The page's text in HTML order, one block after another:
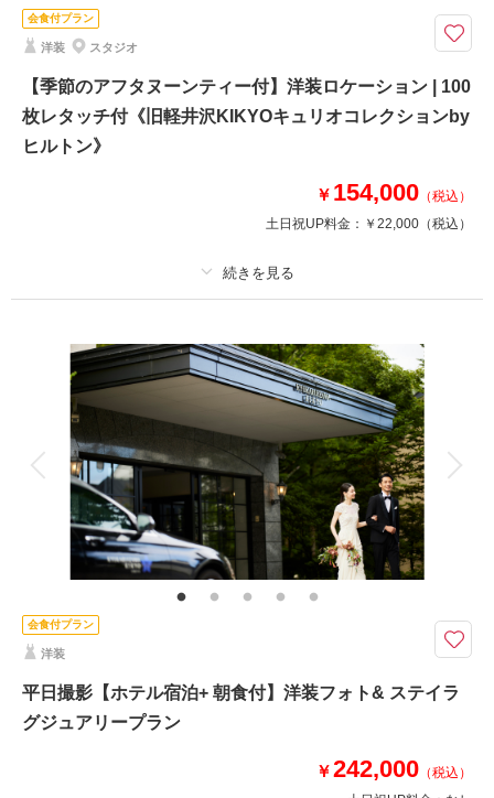
18,150円/名 ※要別途サービス料
ウェディングフォトとヒルトンのフルコースがセットになったプラン。貸切
空間でリラックスしながら両家家族で過ごす特別な時間を。
ウェディングフォトと両家の顔合わせを兼ねたお食事付きの“顔合わせ”プラ
ン。新郎新婦とご両家親御様、計6名様分のフルコースが付いております。
個室でのお食事のため、緊張をせずにご両家でのお時間をゆったりとお過ご
会食付プラン
洋装 スタジオ
【季節のアフタヌーンティー付】洋装ロケーション | 100
枚レタッチ付《旧軽井沢KIKYOキュリオコレクションby
ヒルトン》
￥ 154,000 （税込）
土日祝UP料金： ￥22,000 （税込）
撮影料 新婦衣装1着 新郎衣装1着
着付け ヘアメイク 小物一式
アルバム 台紙付写真
衣装追加 会食 挙式
家族と撮影 家族用衣装レンタル ペットと撮影
その他含むもの
1時間撮影料、全データ色味補正、撮影場所までの移動費用・撮影申請料、
新婦ヘアメイク、新郎新婦小物、衣装使用料 ※アテンド同行＋27,500円 ※
人数追加の場合＋5,500円/人 ※食材の仕入れ状況や季節により内容が変わ
る場合がございます ※要別途サービス料
ウェディングフォトと旧軽井沢KIKYOキュリオ・コレクションbyヒルトン
のアフタヌーンティーがセットになった1日を楽しむプラン。
ヒルトン日本初進出Curio（キュリオ）ブランドのプライベートラグジュア
リーホテルのアフタヌーンティーがセットになった1日を楽しむ贅沢プラ
幸せなフォトタイムを愉しんだ後は、Mighty Leafの紅茶と併せてふたりで
会食付プラン
洋装
平日撮影【ホテル宿泊+ 朝食付】洋装フォト& ステイラ
グジュアリープラン
￥242,000 （税込）